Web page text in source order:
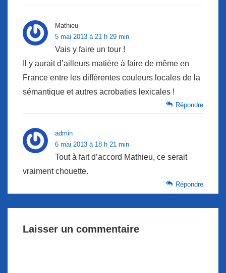
Mathieu
5 mai 2013 à 21 h 29 min
Vais y faire un tour !
Il y aurait d’ailleurs matière à faire de même en
France entre les différentes couleurs locales de la
sémantique et autres acrobaties lexicales !
Répondre
admin
6 mai 2013 à 18 h 21 min
Tout à fait d’accord Mathieu, ce serait
vraiment chouette.
Répondre
Laisser un commentaire